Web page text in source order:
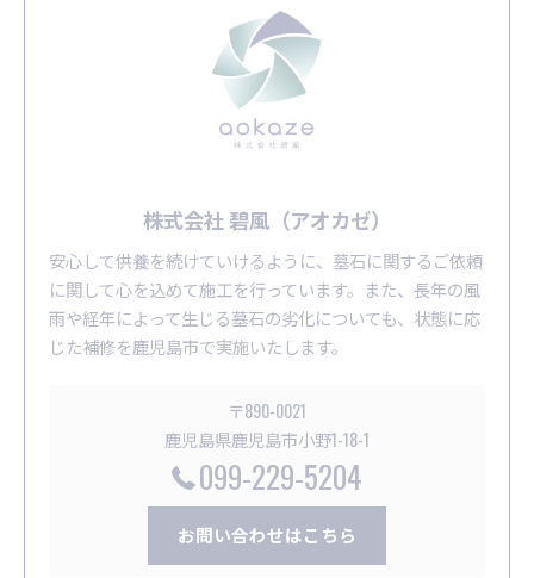
株式会社 碧風（アオカゼ）
安心して供養を続けていけるように、墓石に関するご依頼
に関して心を込めて施工を行っています。また、長年の風
雨や経年によって生じる墓石の劣化についても、状態に応
じた補修を鹿児島市で実施いたします。
〒890-0021
鹿児島県鹿児島市小野1-18-1
099-229-5204
お問い合わせはこちら